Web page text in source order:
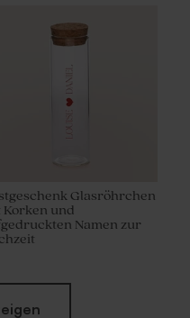
Glasröhrchen
Korken und
Namen zur